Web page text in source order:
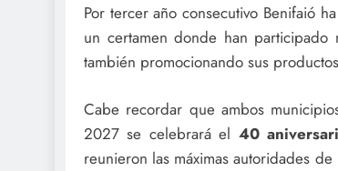
Por tercer año consecutivo Benifaió
un certamen donde han participado
también promocionando sus
Cabe recordar que ambos
2027 se celebrará el 40
reunieron las máximas autoridades